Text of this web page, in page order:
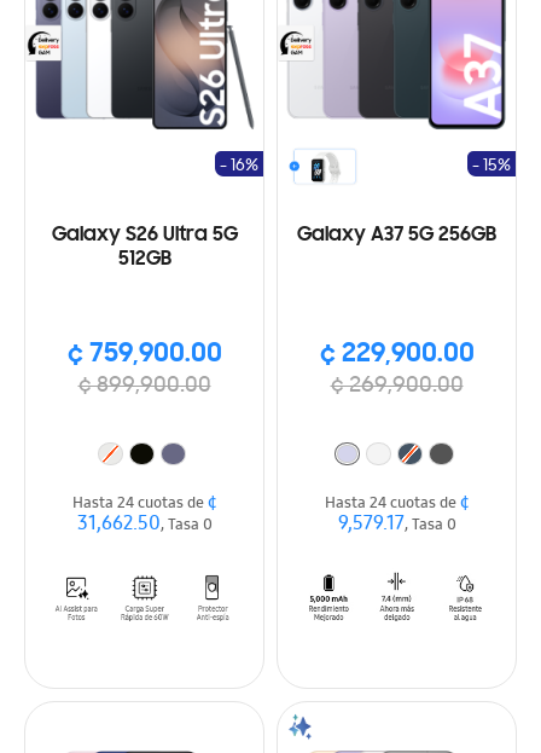
Galaxy S26 Ultra 5G
512GB
¢ 759,900.00
¢ 899,900.00
- 16%
Hasta 24 cuotas de¢
31,662.50, Tasa 0
Galaxy A37 5G 256GB
¢ 229,900.00
¢ 269,900.00
- 15%
Hasta 24 cuotas de¢
9,579.17, Tasa 0